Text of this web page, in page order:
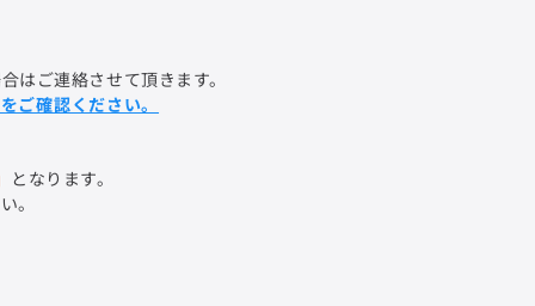
はご連絡させて頂きます。
ご確認ください。
となります。
。